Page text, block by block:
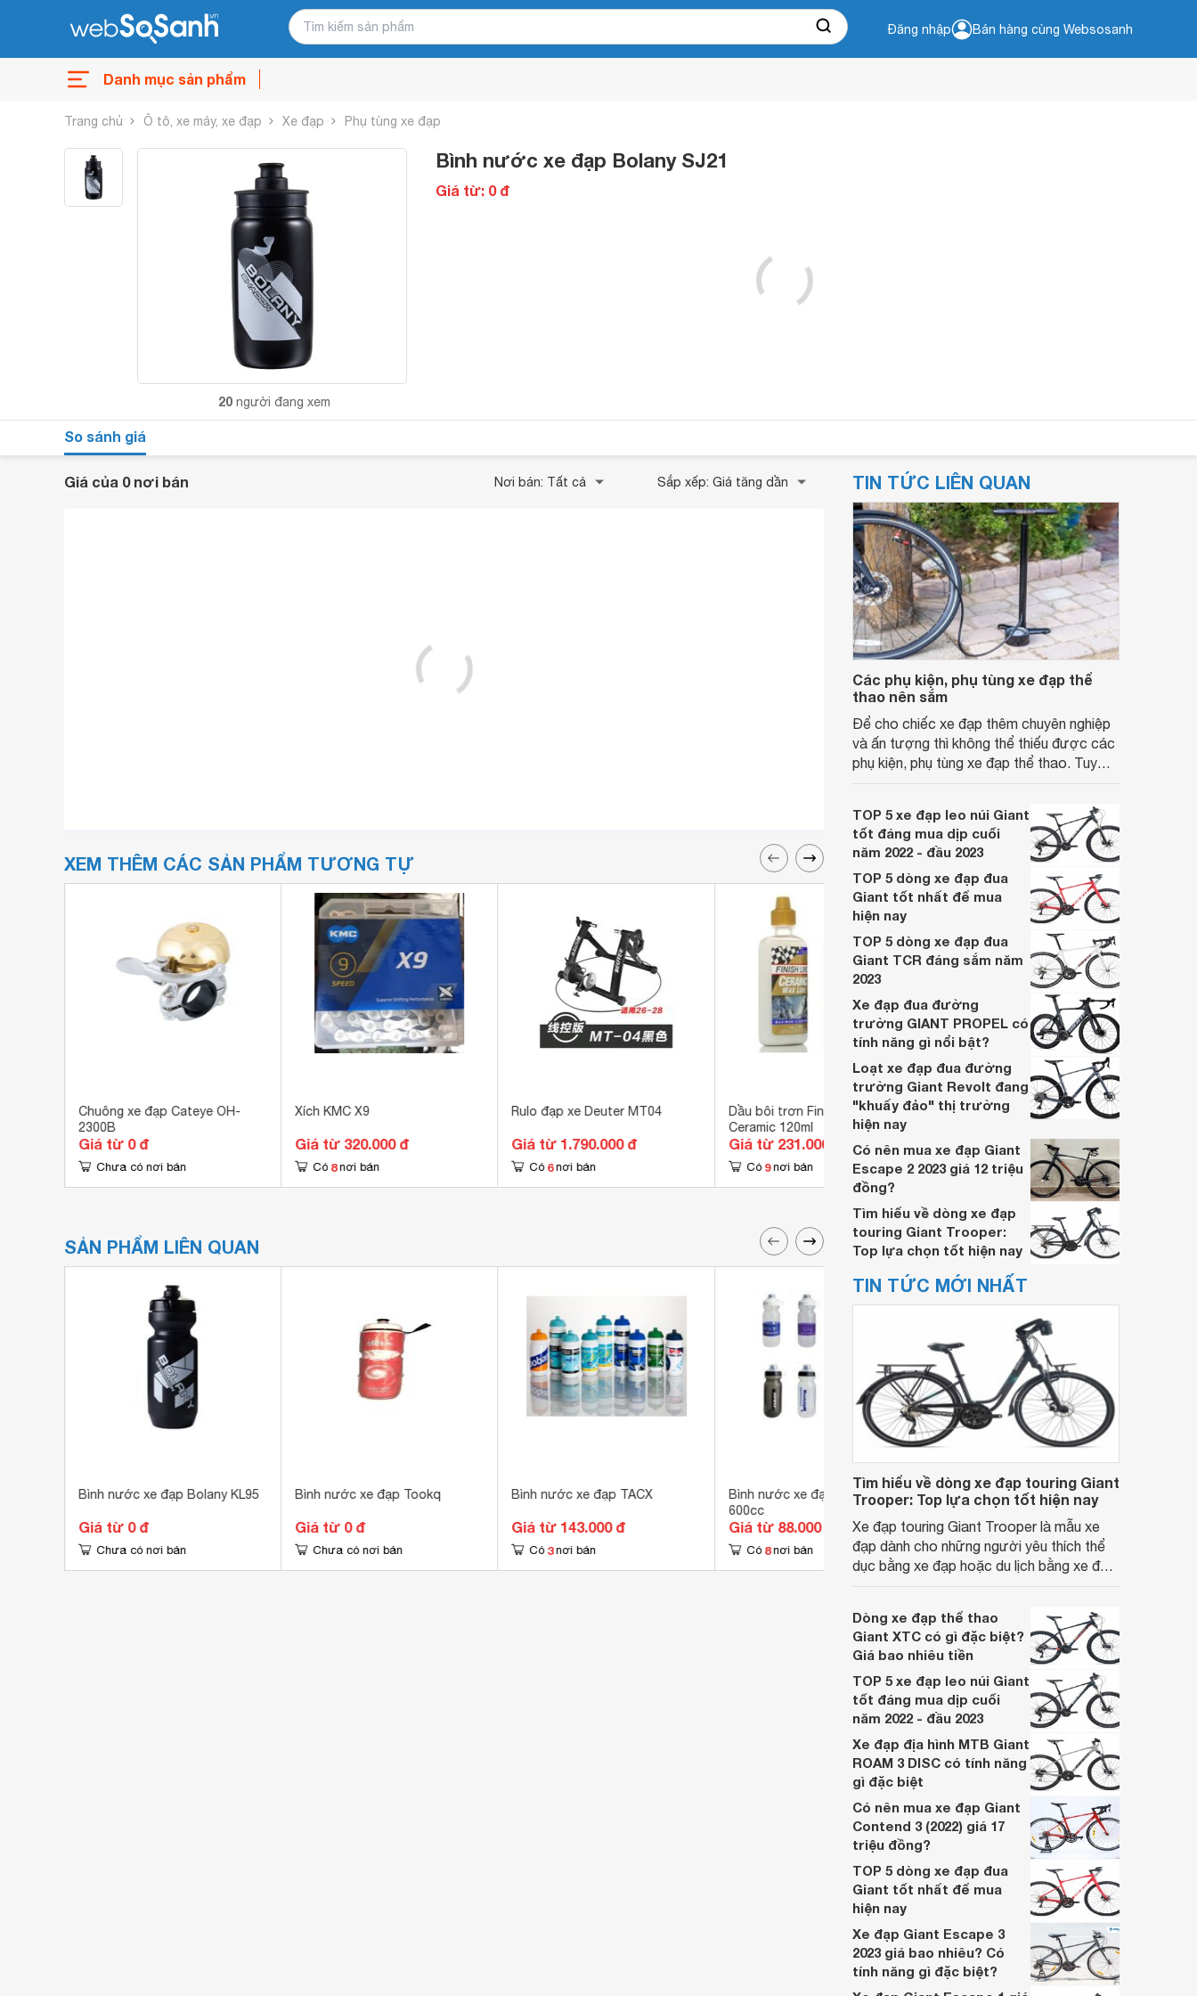
Đăng nhập Bán hàng cùng Websosanh
Danh mục sản phẩm
Trang chủ Ô tô, xe máy, xe đạp Xe đạp Phụ tùng xe đạp
20 người đang xem
Bình nước xe đạp Bolany SJ21
Giá từ: 0 đ
So sánh giá
Giá của 0 nơi bán Nơi bán: Tất cả Sắp xếp: Giá tăng dần
XEM THÊM CÁC SẢN PHẨM TƯƠNG TỰ
Chuông xe đạp Cateye OH-
2300B
Giá từ 0 đ
Chưa có nơi bán
Xích KMC X9
Giá từ 320.000 đ
Có 8 nơi bán
Rulo đạp xe Deuter MT04
Giá từ 1.790.000 đ
Có 6 nơi bán
Dầu bôi trơn Finish Line
Ceramic 120ml
Giá từ 231.000 đ
Có 9 nơi bán
Đồng hồ Cateye VELO 7
Giá từ 132.000 đ
Có 4 nơi bán
SẢN PHẨM LIÊN QUAN
Bình nước xe đạp Bolany KL95
Giá từ 0 đ
Chưa có nơi bán
Bình nước xe đạp Tookq
Giá từ 0 đ
Chưa có nơi bán
Bình nước xe đạp TACX
Giá từ 143.000 đ
Có 3 nơi bán
Bình nước xe đạp Giant NE
600cc
Giá từ 88.000 đ
Có 8 nơi bán
Giá đỡ bình nước trên xe đạp
Topeak
Giá từ 66.000 đ
Có 1 nơi bán
TIN TỨC LIÊN QUAN
Các phụ kiện, phụ tùng xe đạp thể
thao nên sắm
Để cho chiếc xe đạp thêm chuyên nghiệp
và ấn tượng thì không thể thiếu được các
phụ kiện, phụ tùng xe đạp thể thao. Tuy
nên chọn phụ kiện nào? Hãy tham khảo
những thông tin dưới đây.
TOP 5 xe đạp leo núi Giant
tốt đáng mua dịp cuối
năm 2022 - đầu 2023
TOP 5 dòng xe đạp đua
Giant tốt nhất để mua
hiện nay
TOP 5 dòng xe đạp đua
Giant TCR đáng sắm năm
2023
Xe đạp đua đường
trường GIANT PROPEL có
tính năng gì nổi bật?
Loạt xe đạp đua đường
trường Giant Revolt đang
"khuấy đảo" thị trường
hiện nay
Có nên mua xe đạp Giant
Escape 2 2023 giá 12 triệu
đồng?
Tìm hiểu về dòng xe đạp
touring Giant Trooper:
Top lựa chọn tốt hiện nay
TIN TỨC MỚI NHẤT
Tìm hiểu về dòng xe đạp touring Giant
Trooper: Top lựa chọn tốt hiện nay
Xe đạp touring Giant Trooper là mẫu xe
đạp dành cho những người yêu thích thể
dục bằng xe đạp hoặc du lịch bằng xe đạp.
chuộng nhất hiện nay?
Dòng xe đạp thể thao
Giant XTC có gì đặc biệt?
Giá bao nhiêu tiền
TOP 5 xe đạp leo núi Giant
tốt đáng mua dịp cuối
năm 2022 - đầu 2023
Xe đạp địa hình MTB Giant
ROAM 3 DISC có tính năng
gì đặc biệt
Có nên mua xe đạp Giant
Contend 3 (2022) giá 17
triệu đồng?
TOP 5 dòng xe đạp đua
Giant tốt nhất để mua
hiện nay
Xe đạp Giant Escape 3
2023 giá bao nhiêu? Có
tính năng gì đặc biệt?